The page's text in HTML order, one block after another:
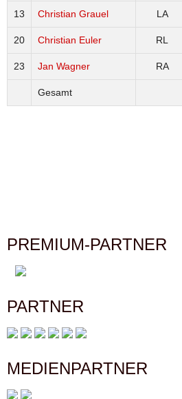
13 Christian Grauel LA
20 Christian Euler RL
23 Jan Wagner RA
Gesamt
PREMIUM-PARTNER
PARTNER
MEDIENPARTNER